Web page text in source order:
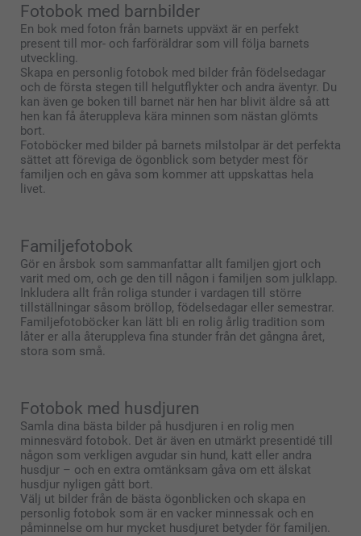
Fotobok med barnbilder
En bok med foton från barnets uppväxt är en perfekt
present till mor- och farföräldrar som vill följa barnets
utveckling.
Skapa en personlig fotobok med bilder från födelsedagar
och de första stegen till helgutflykter och andra äventyr. Du
kan även ge boken till barnet när hen har blivit äldre så att
hen kan få återuppleva kära minnen som nästan glömts
bort.
Fotoböcker med bilder på barnets milstolpar är det perfekta
sättet att föreviga de ögonblick som betyder mest för
familjen och en gåva som kommer att uppskattas hela
livet.
Familjefotobok
Gör en årsbok som sammanfattar allt familjen gjort och
varit med om, och ge den till någon i familjen som julklapp.
Inkludera allt från roliga stunder i vardagen till större
tillställningar såsom bröllop, födelsedagar eller semestrar.
Familjefotoböcker kan lätt bli en rolig årlig tradition som
låter er alla återuppleva fina stunder från det gångna året,
stora som små.
Fotobok med husdjuren
Samla dina bästa bilder på husdjuren i en rolig men
minnesvärd fotobok. Det är även en utmärkt presentidé till
någon som verkligen avgudar sin hund, katt eller andra
husdjur – och en extra omtänksam gåva om ett älskat
husdjur nyligen gått bort.
Välj ut bilder från de bästa ögonblicken och skapa en
personlig fotobok som är en vacker minnessak och en
påminnelse om hur mycket husdjuret betyder för familjen.